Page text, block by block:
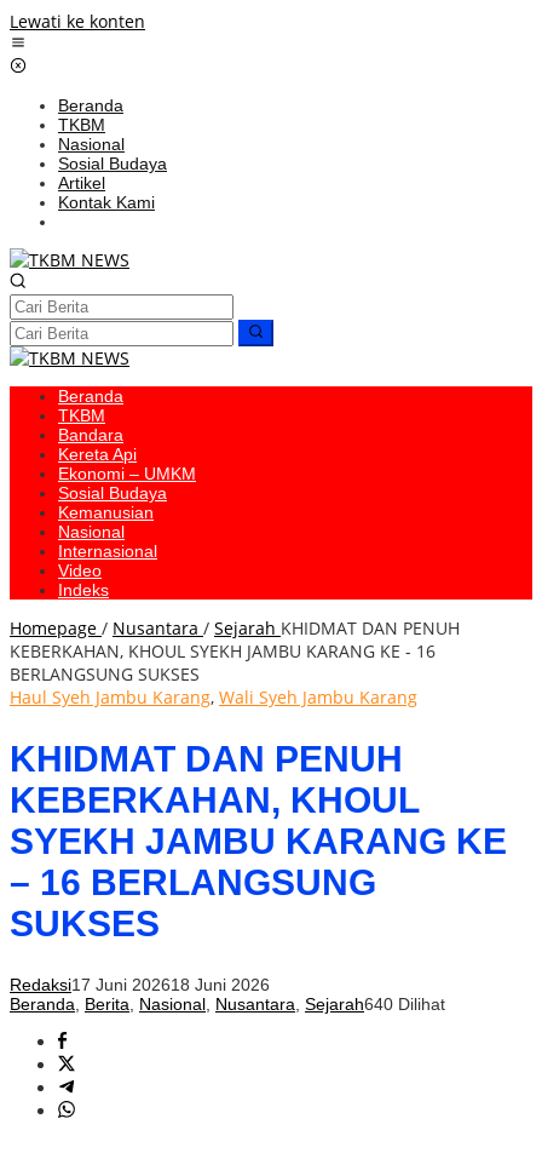
Lewati ke konten
Beranda
TKBM
Nasional
Sosial Budaya
Artikel
Kontak Kami
Beranda
TKBM
Bandara
Kereta Api
Ekonomi – UMKM
Sosial Budaya
Kemanusian
Nasional
Internasional
Video
Indeks
Homepage / Nusantara / Sejarah KHIDMAT DAN PENUH
KEBERKAHAN, KHOUL SYEKH JAMBU KARANG KE - 16
BERLANGSUNG SUKSES
Haul Syeh Jambu Karang, Wali Syeh Jambu Karang
KHIDMAT DAN PENUH
KEBERKAHAN, KHOUL
SYEKH JAMBU KARANG KE
– 16 BERLANGSUNG
SUKSES
Redaksi17 Juni 202618 Juni 2026
Beranda
Berita Nasional Nusantara Sejarah640 Dilihat